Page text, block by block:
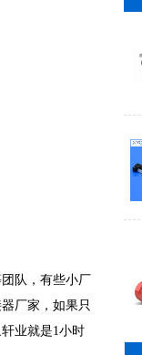
队，有些小厂
厂家，如果只
业就是1小时